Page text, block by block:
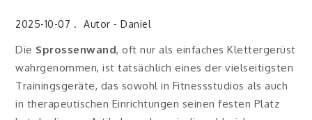
2025-10-07 Autor -Daniel
Die Sprossenwand, oft nur als einfaches Klettergerüst
wahrgenommen, ist tatsächlich eines der vielseitigsten
Trainingsgeräte, das sowohl in Fitnessstudios als auch
in therapeutischen Einrichtungen seinen festen Platz